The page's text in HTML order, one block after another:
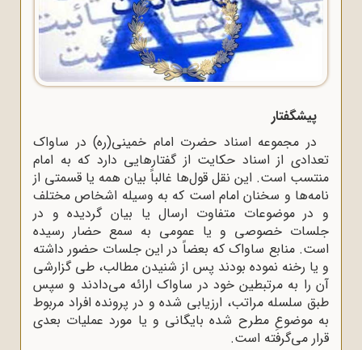
پیشگفتار
در مجموعه اسناد حضرت امام خمینی(ره) در ساواک
تعدادی از اسناد حکایت از گفتارهایی دارد که به امام
منتسب است. این نقل قول‌ها غالباً بیان همه یا قسمتی از
نامه‌ها و سخنان امام است که به وسیله اشخاص مختلف
و در موضوعات متفاوت ارسال یا بیان گردیده و در
جلسات خصوصی و یا عمومی به سمع حضار رسیده
است. منابع ساواک که بعضاً در این جلسات حضور داشته
و یا رخنه نموده بودند پس از شنیدن مطالب، طی گزارشی
آن را به مرتبطین خود در ساواک ارائه می‌دادند و سپس
طبق سلسله مراتب، ارزیابی شده و در پرونده افراد مربوط
به موضوعِ مطرح شده بایگانی و یا مورد عملیات بعدی
قرار می‌گرفته است.